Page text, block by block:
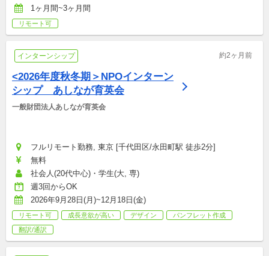
1ヶ月間~3ヶ月間
リモート可
インターンシップ 約2ヶ月前
<2026年度秋冬期＞NPOインターン
シップ　あしなが育英会
一般財団法人あしなが育英会
フルリモート勤務, 東京 [千代田区/永田町駅 徒歩2分]
無料
社会人(20代中心)・学生(大, 専)
週3回からOK
2026年9月28日(月)~12月18日(金)
リモート可 成長意欲が高い デザイン
パンフレット作成
翻訳/通訳